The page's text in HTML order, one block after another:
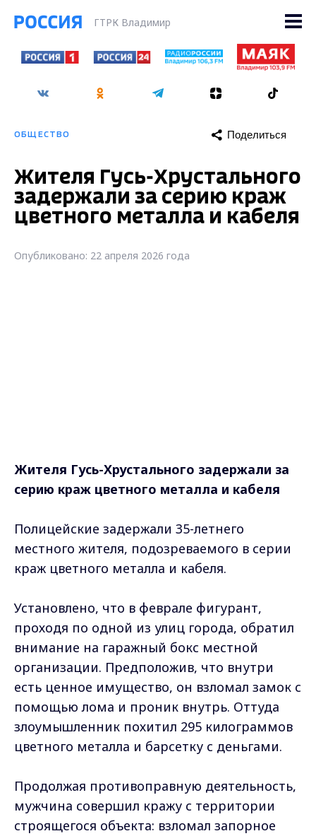
ГТРК Владимир
ОБЩЕСТВО Поделиться
Жителя Гусь-Хрустального
задержали за серию краж
цветного металла и кабеля
Опубликовано: 22 апреля 2026 года
Жителя Гусь-Хрустального задержали за
серию краж цветного металла и кабеля
Полицейские задержали 35-летнего
местного жителя, подозреваемого в серии
краж цветного металла и кабеля.
Установлено, что в феврале фигурант,
проходя по одной из улиц города, обратил
внимание на гаражный бокс местной
организации. Предположив, что внутри
есть ценное имущество, он взломал замок с
помощью лома и проник внутрь. Оттуда
злоумышленник похитил 295 килограммов
цветного металла и барсетку с деньгами.
Продолжая противоправную деятельность,
мужчина совершил кражу с территории
строящегося объекта: взломал запорное